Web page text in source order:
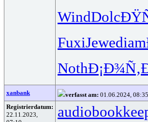
WindDolc
FuxiJewediam
Noth
xanbank verfasst am: 01.06.2024, 08:35
Registrierdatum:
22.11.2023,